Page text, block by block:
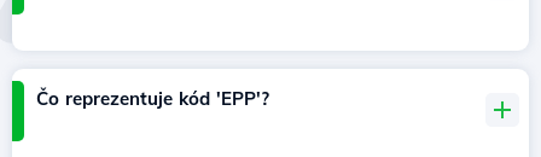
Čo reprezentuje kód 'EPP'?